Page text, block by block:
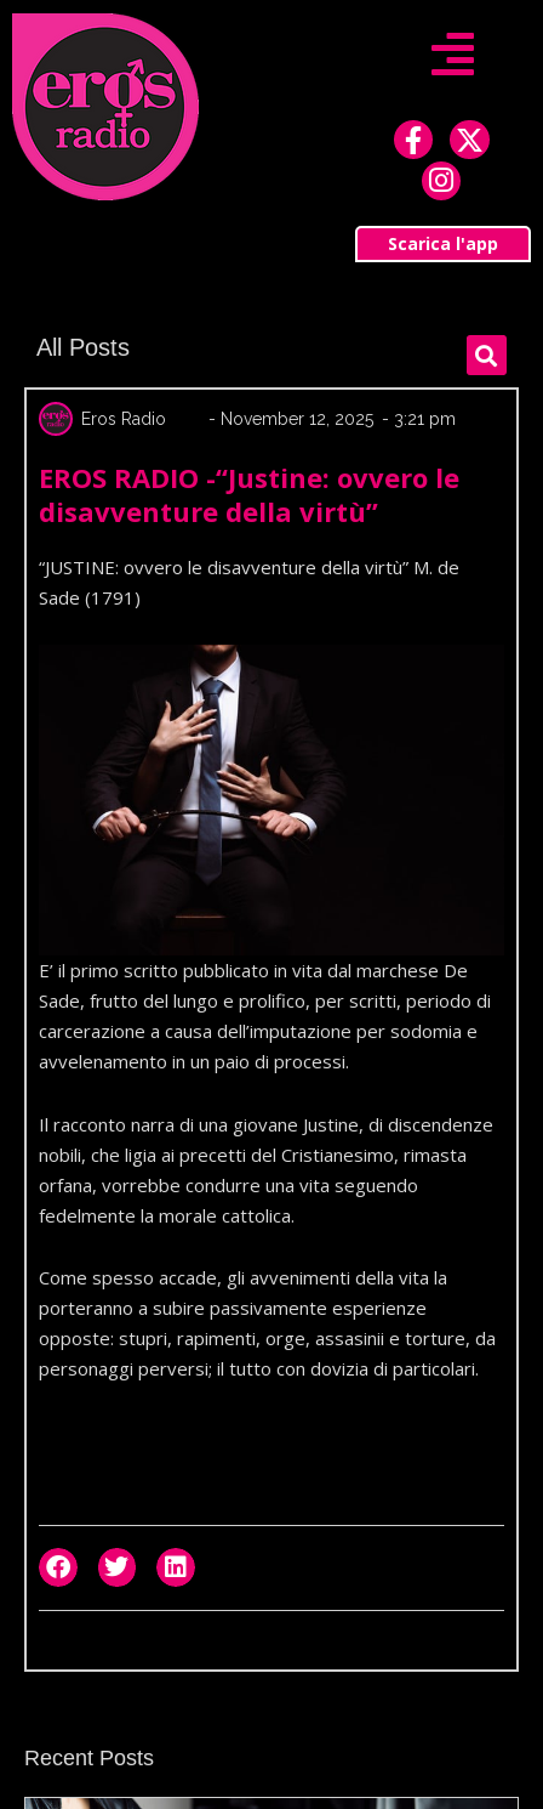
Skip
content
F
a
c
b
o
f
X
-
i
t
e
r
n
s
a
g
Scarica l'app
All Posts
Eros Radio - November 12, 2025 - 3:21 pm
EROS RADIO -“Justine: ovvero le
disavventure della virtù”
“JUSTINE: ovvero le disavventure della virtù” M. de
Sade (1791)
E’ il primo scritto pubblicato in vita dal marchese De
Sade, frutto del lungo e prolifico, per scritti, periodo di
carcerazione a causa dell’imputazione per sodomia e
avvelenamento in un paio di processi.
Il racconto narra di una giovane Justine, di discendenze
nobili, che ligia ai precetti del Cristianesimo, rimasta
orfana, vorrebbe condurre una vita seguendo
fedelmente la morale cattolica.
Come spesso accade, gli avvenimenti della vita la
porteranno a subire passivamente esperienze
opposte: stupri, rapimenti, orge, assasinii e torture, da
personaggi perversi; il tutto con dovizia di particolari.
Recent Posts